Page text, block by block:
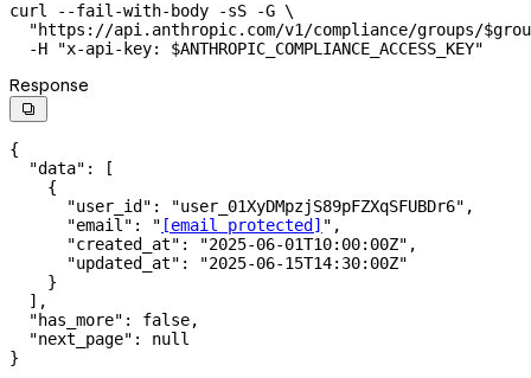
curl --fail-with-body -sS -G \
  "https://api.anthropic.com/v1/compliance/groups/
  -H
"x-api-key: $ANTHROPIC_COMPLIANCE_ACCESS_KEY"
Response

{
  "data"
: [
    {
      "user_id"
: "user_01XyDMpzjS89pFZXqSFUBDr6" ,
      "email"
: " [email protected] " ,
      "created_at"
: "2025-06-01T10:00:00Z" ,
      "updated_at"
:
"2025-06-15T14:30:00Z"
    }
  ],
  "has_more"
: false,
  "next_page"
: null
}